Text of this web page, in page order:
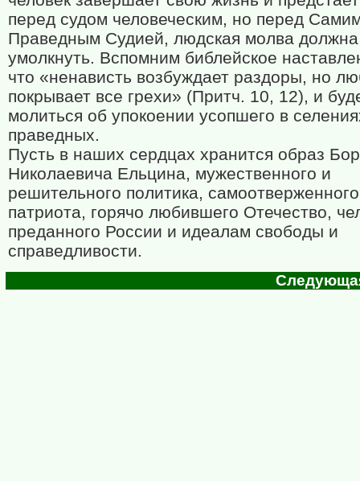
перед судом человеческим, но перед
Праведным Судией, людская молва должна
умолкнуть. Вспомним библейское
что «ненависть возбуждает раздоры, но
покрывает все грехи» (Притч. 10, 12), и
молиться об упокоении усопшего в
праведных.
Пусть в наших сердцах хранится образ
Николаевича Ельцина, мужественного и
решительного политика, самоотверженного
патриота, горячо любившего Отечество,
преданного России и идеалам свободы и
справедливости.